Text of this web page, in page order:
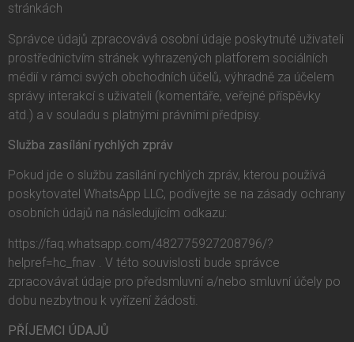
stránkách
Správce údajů zpracovává osobní údaje poskytnuté uživateli
prostřednictvím stránek vyhrazených platforem sociálních
médií v rámci svých obchodních účelů, výhradně za účelem
správy interakcí s uživateli (komentáře, veřejné příspěvky
atd.) a v souladu s platnými právními předpisy.
Služba zasílání rychlých zpráv
Pokud jde o službu zasílání rychlých zpráv, kterou používá
poskytovatel WhatsApp LLC, podívejte se na zásady ochrany
osobních údajů na následujícím odkazu:
https://faq.whatsapp.com/482775927208796/?
helpref=hc_fnav . V této souvislosti bude správce
zpracovávat údaje pro předsmluvní a/nebo smluvní účely po
dobu nezbytnou k vyřízení žádosti.
PŘÍJEMCI ÚDAJŮ